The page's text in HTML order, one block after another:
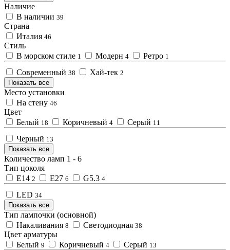
Наличие
В наличии 39
Страна
Италия 46
Стиль
В морском стиле 1 Модерн 4 Ретро 1
Современный 38 Хай-тек 2
Показать все
Место установки
На стену 46
Цвет
Белый 18 Коричневый 4 Серый 11
Черный 13
Показать все
Количество ламп 1 - 6
Тип цоколя
E14 2 E27 6 G5.3 4
LED 34
Показать все
Тип лампочки (основной)
Накаливания 8 Светодиодная 38
Цвет арматуры
Белый 9 Коричневый 4 Серый 13